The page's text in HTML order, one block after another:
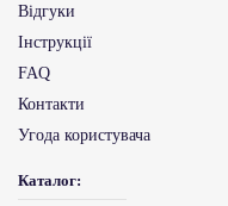
Відгуки
Інструкції
FAQ
Контакти
Угода користувача
Каталог: